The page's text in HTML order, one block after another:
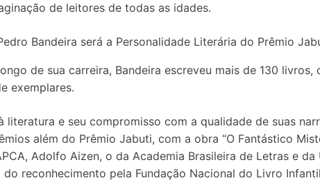
de leitores de todas as idades.
de sua carreira, Bandeira escreveu mais de 130 livros,
exemplares.
literatura e seu compromisso com a qualidade de suas
além do Prêmio Jabuti, com a obra “O Fantástico
Adolfo Aizen, o da Academia Brasileira de Letras e da
do reconhecimento pela Fundação Nacional do Livro